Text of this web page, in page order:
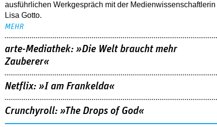
ausführlichen Werkgespräch mit der Medienwissenschaftlerin
Lisa Gotto.
MEHR
arte-Mediathek: »Die Welt braucht mehr
Zauberer«
Netflix: »I am Frankelda«
Crunchyroll: »The Drops of God«